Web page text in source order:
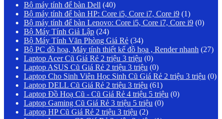
Bộ máy tính để bàn Dell (40)
Bộ máy tính để bàn HP: Core i5, Core i7, Core i9 (1)
Bộ máy tính để bàn Lenovo: Core i5, Core i7, Core i9 (0)
Bộ Máy Tính Giả Lập (24)
Bộ Máy Tính Văn Phòng Giá Rẻ (34)
Bộ PC đồ họa, Máy tính thiết kế đồ họa , Render nhanh (27)
Laptop Acer Cũ Giá Rẻ 2 triệu 3 triệu (0)
Laptop ASUS Cũ Giá Rẻ 2 triệu 3 triệu (0)
Laptop Cho Sinh Viên Học Sinh Cũ Giá Rẻ 2 triệu 3 triệu (0)
Laptop DELL Cũ Giá Rẻ 2 triệu 3 triệu (61)
Laptop Đồ Hoạ Cũ - Cũ Giá Rẻ 4 triệu 5 triệu (0)
Laptop Gaming Cũ Giá Rẻ 3 triệu 5 triệu (0)
Laptop HP Cũ Giá Rẻ 2 triệu 3 triệu (2)